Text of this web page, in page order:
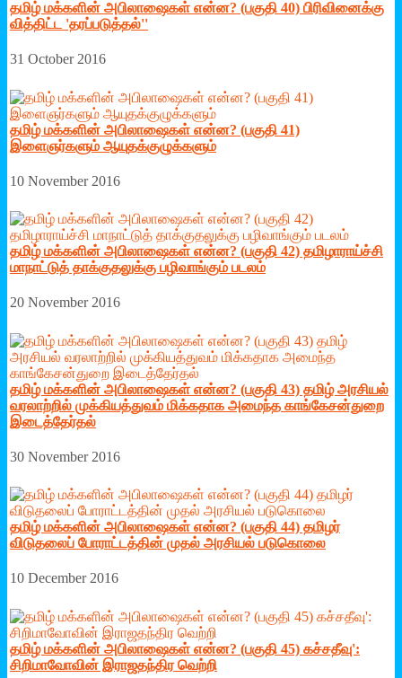
தமிழ் மக்களின் அபிலாஷைகள் என்ன? (பகுதி 40) பிரிவினைக்கு
வித்திட்ட 'தரப்படுத்தல்''
31 October 2016
தமிழ் மக்களின் அபிலாஷைகள் என்ன? (பகுதி 41)
இளைஞர்களும் ஆயுதக்குழுக்களும்
10 November 2016
தமிழ் மக்களின் அபிலாஷைகள் என்ன? (பகுதி 42) தமிழாராய்ச்சி
மாநாட்டுத் தாக்குதலுக்கு பழிவாங்கும் படலம்
20 November 2016
தமிழ் மக்களின் அபிலாஷைகள் என்ன? (பகுதி 43) தமிழ் அரசியல்
வரலாற்றில் முக்கியத்துவம் மிக்கதாக அமைந்த காங்கேசன்துறை
இடைத்தேர்தல்
30 November 2016
தமிழ் மக்களின் அபிலாஷைகள் என்ன? (பகுதி 44) தமிழர்
விடுதலைப் போராட்டத்தின் முதல் அரசியல் படுகொலை
10 December 2016
தமிழ் மக்களின் அபிலாஷைகள் என்ன? (பகுதி 45) கச்சதீவு':
சிறிமாவோவின் இராஜதந்திர வெற்றி